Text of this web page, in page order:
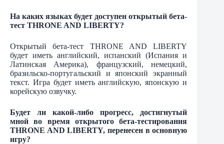
На каких языках будет доступен открытый бета-
тест THRONE AND LIBERTY?
Открытый бета-тест THRONE AND LIBERTY
будет иметь английский, испанский (Испания и
Латинская Америка), французский, немецкий,
бразильско-португальский и японский экранный
текст. Игра будет иметь английскую, японскую и
корейскую озвучку.
Будет ли какой-либо прогресс, достигнутый
мной во время открытого бета-тестирования
THRONE AND LIBERTY, перенесен в основную
игру?